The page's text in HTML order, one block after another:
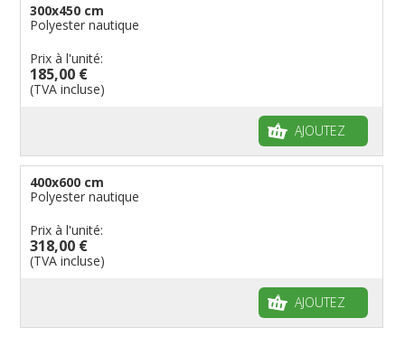
300x450 cm
Polyester nautique
Prix à l'unité:
185,00 €
(TVA incluse)
AJOUTEZ
400x600 cm
Polyester nautique
Prix à l'unité:
318,00 €
(TVA incluse)
AJOUTEZ